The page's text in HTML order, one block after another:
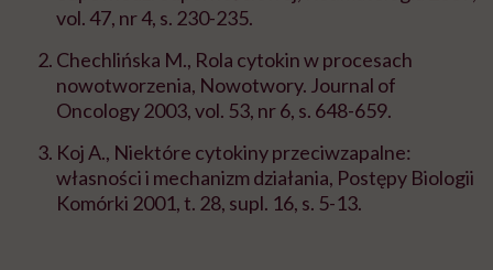
vol. 47, nr 4, s. 230-235.
Chechlińska M., Rola cytokin w procesach
nowotworzenia, Nowotwory. Journal of
Oncology 2003, vol. 53, nr 6, s. 648-659.
Koj A., Niektóre cytokiny przeciwzapalne:
własności i mechanizm działania, Postępy Biologii
Komórki 2001, t. 28, supl. 16, s. 5-13.